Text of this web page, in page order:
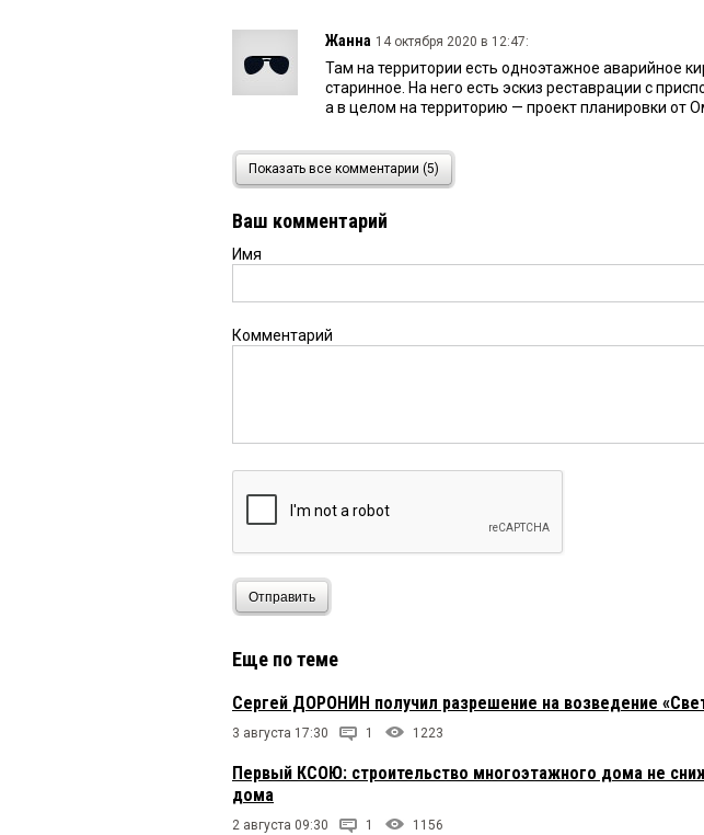
Жанна 14 октября 2020 в 12:47:
Там на территории есть одноэтажное аварийное
старинное. На него есть эскиз реставрации с
а в целом на территорию — проект планировки от
Q 14 октября 2020 в 12:45:
На демонтаж легко до 100млн может отлететь.
утверждённому проекту демонтажа под контролем
Омич 13 октября 2020 в 16:56:
Показать все комментарии (5)
Ваш комментарий
Имя
Комментарий
Отправить
Еще по теме
Сергей ДОРОНИН получил разрешение на возведение
3 августа 17:30 1 1223
Первый КСОЮ: строительство многоэтажного дома не
дома
2 августа 09:30 1 1156